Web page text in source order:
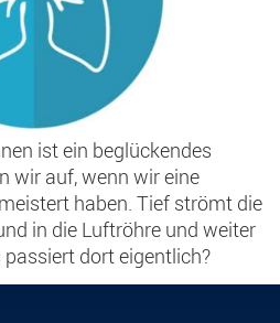
ist ein beglückendes
wir auf, wenn wir eine
haben. Tief strömt die
in die Luftröhre und weiter
dort eigentlich?